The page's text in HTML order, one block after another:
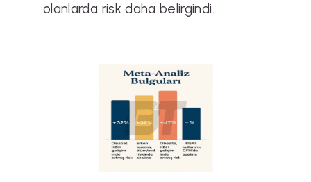
olanlarda risk daha belirgindi.